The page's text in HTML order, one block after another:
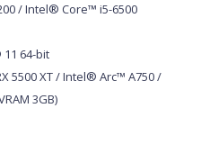
/ Intel® Core™ i5-6500
64-bit
5500 XT / Intel® Arc™ A750 /
3GB)